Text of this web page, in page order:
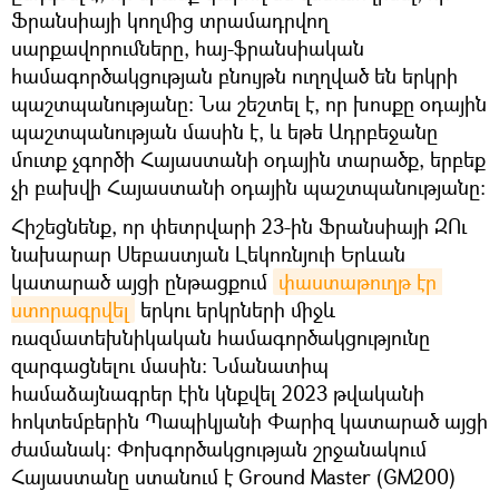
Ֆրանսիայի կողմից տրամադրվող
սարքավորումները, հայ-ֆրանսիական
համագործակցության բնույթն ուղղված են երկրի
պաշտպանությանը։ Նա շեշտել է, որ խոսքը օդային
պաշտպանության մասին է, և եթե Ադրբեջանը
մուտք չգործի Հայաստանի օդային տարածք, երբեք
չի բախվի Հայաստանի օդային պաշտպանությանը:
Հիշեցնենք, որ փետրվարի 23-ին Ֆրանսիայի ԶՈւ
նախարար Սեբաստյան Լեկոռնյուի Երևան
կատարած այցի ընթացքում փաստաթուղթ էր
ստորագրվել երկու երկրների միջև
ռազմատեխնիկական համագործակցությունը
զարգացնելու մասին։ Նմանատիպ
համաձայնագրեր էին կնքվել 2023 թվականի
հոկտեմբերին Պապիկյանի Փարիզ կատարած այցի
ժամանակ։ Փոխգործակցության շրջանակում
Հայաստանը ստանում է Ground Master (GM200)